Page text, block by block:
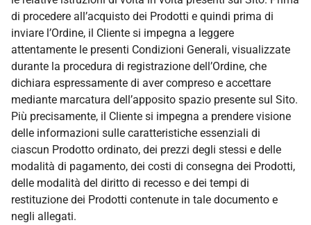
di procedere all’acquisto dei Prodotti e quindi prima di
inviare l’Ordine, il Cliente si impegna a leggere
attentamente le presenti Condizioni Generali, visualizzate
durante la procedura di registrazione dell’Ordine, che
dichiara espressamente di aver compreso e accettare
mediante marcatura dell’apposito spazio presente sul Sito.
Più precisamente, il Cliente si impegna a prendere visione
delle informazioni sulle caratteristiche essenziali di
ciascun Prodotto ordinato, dei prezzi degli stessi e delle
modalità di pagamento, dei costi di consegna dei Prodotti,
delle modalità del diritto di recesso e dei tempi di
restituzione dei Prodotti contenute in tale documento e
negli allegati.